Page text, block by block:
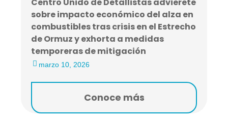
sobre impacto económico del alza en
combustibles tras crisis en el Estrecho
de Ormuz y exhorta a medidas
temporeras de mitigación
marzo 10, 2026
Conoce más